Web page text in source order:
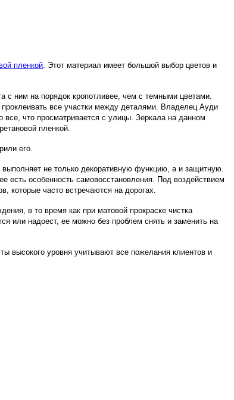
пленкой . Этот материал имеет большой выбор цветов и
ним на порядок кропотливее, чем с темными цветами.
все участки между деталями. Владелец Ауди
что просматривается с улицы. Зеркала на данном
пленкой.
его.
не только декоративную функцию, а и защитную.
есть особенность самовосстановления. Под воздействием
которые часто встречаются на дорогах.
в то время как при матовой прокраске чистка
или надоест, ее можно без проблем снять и заменить на
высокого уровня учитывают все пожелания клиентов и